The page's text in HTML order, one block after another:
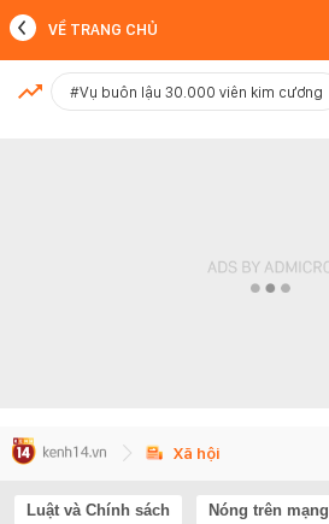
MỚI NHẤT
VỀ TRANG CHỦ
#Vụ buôn lậu 30.000 viên kim cương
Xã hội
Luật và Chính sách Nóng trên mạng